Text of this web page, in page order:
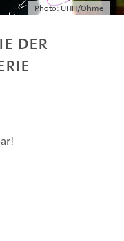
Photo: UHH/Ohme
der